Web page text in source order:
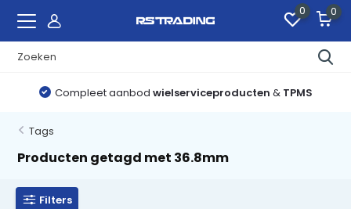
0 0
Compleet aanbod wielserviceproducten & TPMS
Tags
Producten getagd met 36.8mm
Filters